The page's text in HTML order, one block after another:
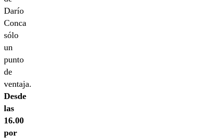
Darío
Conca
sólo
un
punto
de
ventaja.
Desde
las
16.00
por